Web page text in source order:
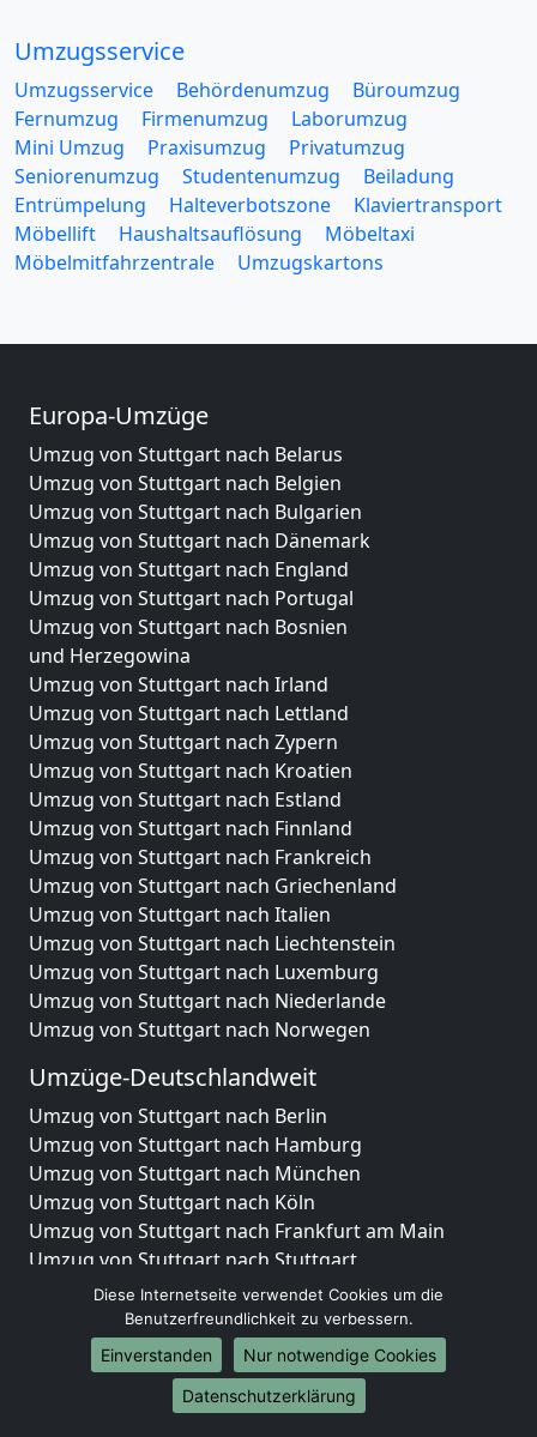
Umzugsservice
Umzugsservice Behördenumzug
Büroumzug
Fernumzug
Firmenumzug
Laborumzug
Mini Umzug
Praxisumzug
Privatumzug
Seniorenumzug
Studentenumzug
Beiladung
Entrümpelung
Halteverbotszone
Klaviertransport
Möbellift
Haushaltsauflösung
Möbeltaxi
Möbelmitfahrzentrale
Umzugskartons
Europa-Umzüge
Umzug von Stuttgart nach Belarus
Umzug von Stuttgart nach Belgien
Umzug von Stuttgart nach Bulgarien
Umzug von Stuttgart nach Dänemark
Umzug von Stuttgart nach England
Umzug von Stuttgart nach Portugal
Umzug von Stuttgart nach Bosnien
und Herzegowina
Umzug von Stuttgart nach Irland
Umzug von Stuttgart nach Lettland
Umzug von Stuttgart nach Zypern
Umzug von Stuttgart nach Kroatien
Umzug von Stuttgart nach Estland
Umzug von Stuttgart nach Finnland
Umzug von Stuttgart nach Frankreich
Umzug von Stuttgart nach Griechenland
Umzug von Stuttgart nach Italien
Umzug von Stuttgart nach Liechtenstein
Umzug von Stuttgart nach Luxemburg
Umzug von Stuttgart nach Niederlande
Umzug von Stuttgart nach Norwegen
Umzüge-Deutschlandweit
Umzug von Stuttgart nach Berlin
Umzug von Stuttgart nach Hamburg
Umzug von Stuttgart nach München
Umzug von Stuttgart nach Köln
Umzug von Stuttgart nach Frankfurt am Main
Umzug von Stuttgart nach Stuttgart
Umzug von Stuttgart nach Düsseldorf
Umzug von Stuttgart nach Leipzig
Umzug von Stuttgart nach Dortmund
Umzug von Stuttgart nach Essen
Umzug von Stuttgart nach Bremen
Diese Internetseite verwendet Cookies um die
Benutzerfreundlichkeit zu verbessern.
Einverstanden
Nur notwendige Cookies
Datenschutzerklärung